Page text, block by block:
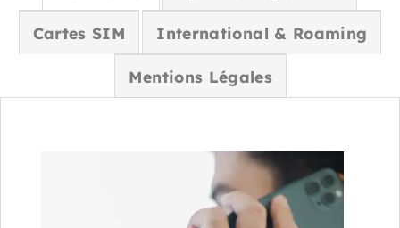
Cartes SIM International & Roaming
Mentions Légales